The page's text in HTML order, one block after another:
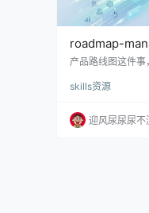
roadmap-
RICE/
产品路线图这件事
版本。最早是一
白板，贴了一堆便
两周后没人看。再
skills资源
迎风尿尿尿不